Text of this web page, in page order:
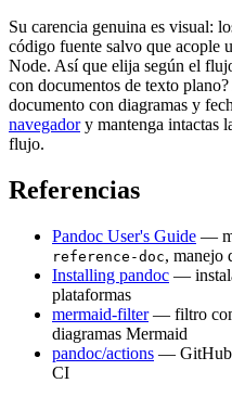
Su carencia genuina es visual:
código fuente salvo que acople
Node. Así que elija según el
con documentos de texto
documento con diagramas y
navegadory mantenga intactas
flujo.
Referencias
Pandoc User's Guide —
reference-doc, manejo
Installing pandoc —
plataformas
mermaid-filter— filtro
diagramas Mermaid
pandoc/actions — GitHub
CI